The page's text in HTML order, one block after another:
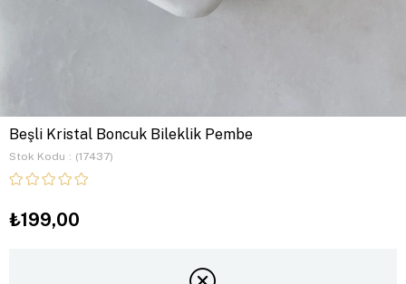
Beşli Kristal Boncuk Bileklik Pembe
Stok Kodu (17437)
₺199,00